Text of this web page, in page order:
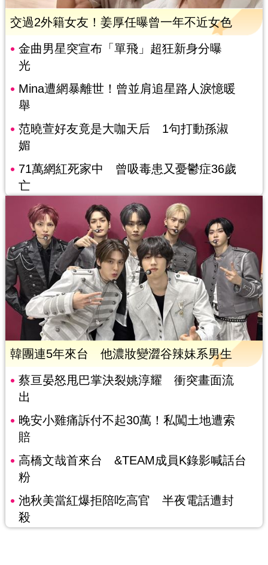
交過2外籍女友！姜厚任曝曾一年不近女色
金曲男星突宣布「單飛」超狂新身分曝
光
Mina遭網暴離世！曾並肩追星路人淚憶暖
舉
范曉萱好友竟是大咖天后 1句打動孫淑
媚
71萬網紅死家中 曾吸毒患又憂鬱症36歲
亡
韓團連5年來台 他濃妝變澀谷辣妹系男生
蔡亘晏怒甩巴掌決裂姚淳耀 衝突畫面流
出
晚安小雞痛訴付不起30萬！私闖土地遭索
賠
高橋文哉首來台 &TEAM成員K錄影喊話台
粉
池秋美當紅爆拒陪吃高官 半夜電話遭封
殺